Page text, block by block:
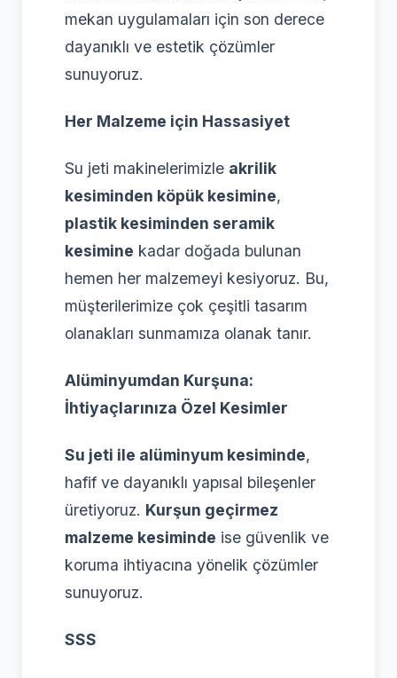
mekan uygulamaları için son derece
dayanıklı ve estetik çözümler
sunuyoruz.
Her Malzeme için Hassasiyet
Su jeti makinelerimizle akrilik
kesiminden köpük kesimine,
plastik kesiminden seramik
kesimine kadar doğada bulunan
hemen her malzemeyi kesiyoruz. Bu,
müşterilerimize çok çeşitli tasarım
olanakları sunmamıza olanak tanır.
Alüminyumdan Kurşuna:
İhtiyaçlarınıza Özel Kesimler
Su jeti ile alüminyum kesiminde,
hafif ve dayanıklı yapısal bileşenler
üretiyoruz. Kurşun geçirmez
malzeme kesiminde ise güvenlik ve
koruma ihtiyacına yönelik çözümler
sunuyoruz.
SSS